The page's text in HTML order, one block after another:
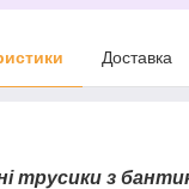
Доставка
трусики з